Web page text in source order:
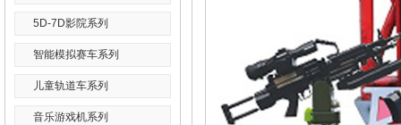
5D-7D影院系列
智能模拟赛车系列
儿童轨道车系列
音乐游戏机系列